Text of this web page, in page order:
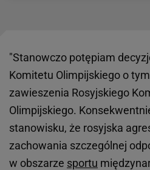
"Stanowczo potępiam
Komitetu Olimpijskiego o
zawieszenia Rosyjskiego
Olimpijskiego.
stanowisku, że rosyjska
zachowania szczególnej
w obszarze sportu